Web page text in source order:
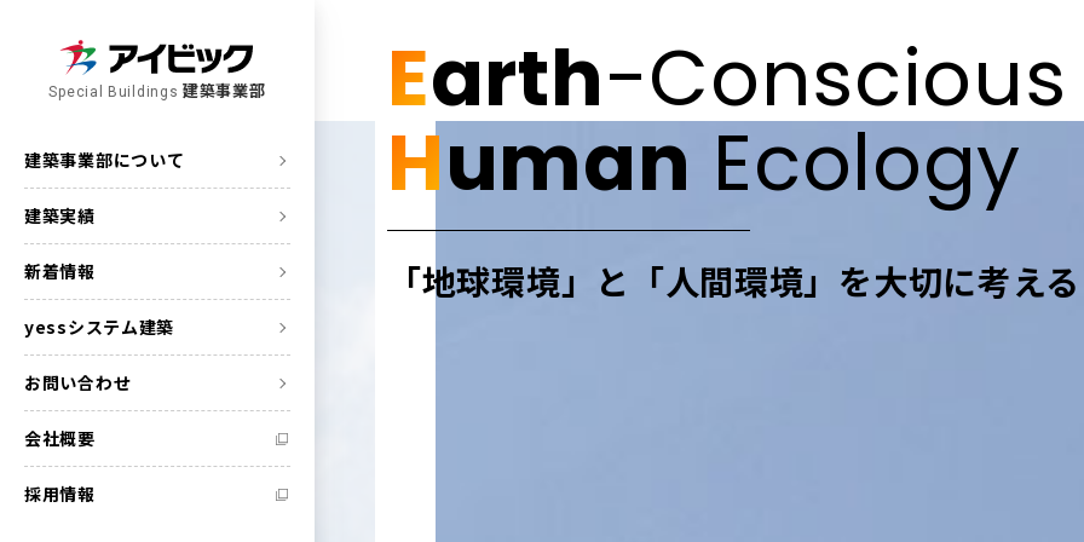
Special Buildings 建築事業部
建築事業部について
建築実績
新着情報
yessシステム建築
お問い合わせ
会社概要
採用情報
Earth-Conscious
Human Ecology
「地球環境」と「人間環境」を大切に考える